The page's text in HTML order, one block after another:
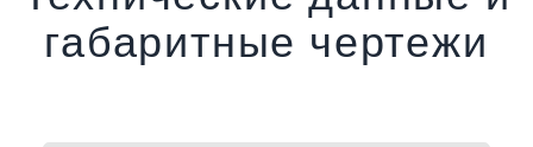
габаритные чертежи